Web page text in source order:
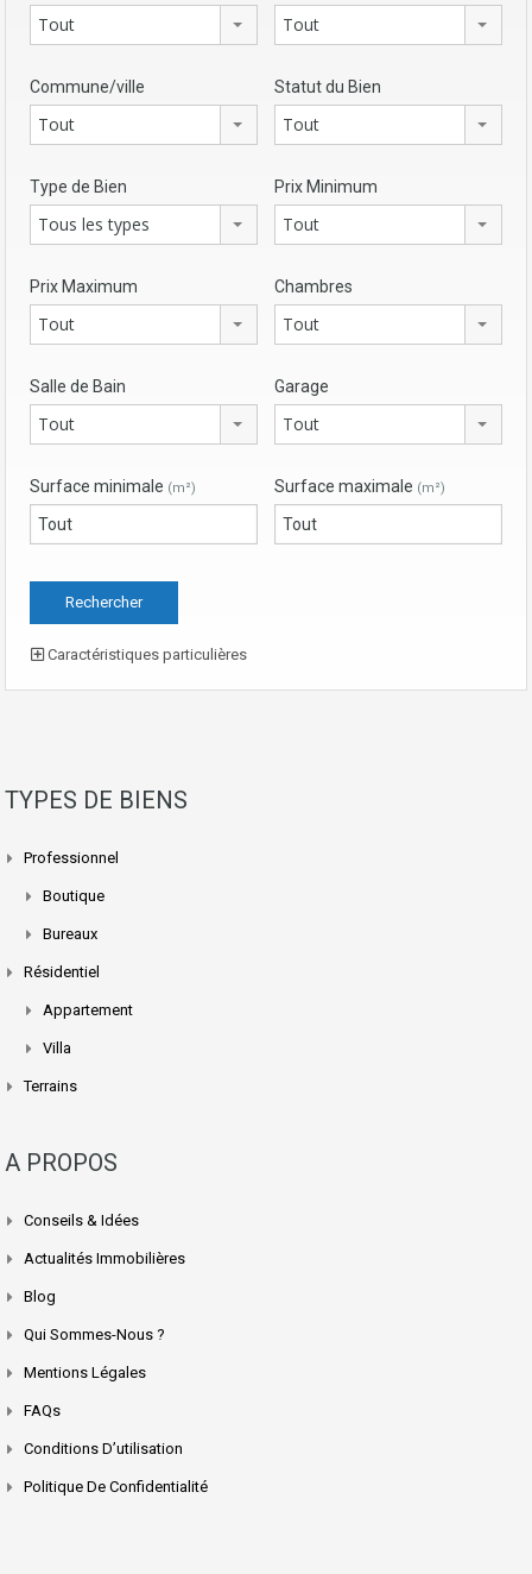
Tout Tout
Commune/ville
Tout
Statut du Bien
Tout
Type de Bien
Tous les types
Prix Minimum
Tout
Prix Maximum
Tout
Chambres
Tout
Salle de Bain
Tout
Garage
Tout
Surface minimale (m²) Surface maximale (m²)
Caractéristiques particulières
TYPES DE BIENS
Professionnel
Boutique
Bureaux
Résidentiel
Appartement
Villa
Terrains
A PROPOS
Conseils & Idées
Actualités Immobilières
Blog
Qui Sommes-Nous ?
Mentions Légales
FAQs
Conditions D’utilisation
Politique De Confidentialité